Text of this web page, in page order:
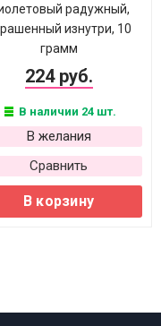
радужный,
изнутри, 10
грамм
224 руб.
В наличии 24 шт.
В желания
Сравнить
В корзину